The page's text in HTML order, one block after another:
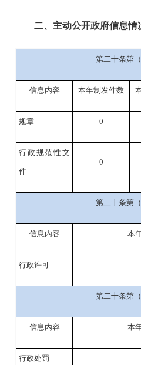
二、 主动公开政府信息情
第二十条第
信息内容 本年制发件数
规章 0
行政规范性文
件
0
第二十条第
信息内容 本
行政许可
第二十条第
信息内容 本
行政处罚